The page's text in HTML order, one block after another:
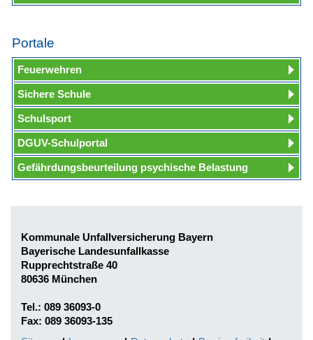
Portale
Feuerwehren
Sichere Schule
Schulsport
DGUV-Schulportal
Gefährdungsbeurteilung psychische Belastung
Kommunale Unfallversicherung Bayern
Bayerische Landesunfallkasse
Rupprechtstraße 40
80636 München
Tel.: 089 36093-0
Fax: 089 36093-135